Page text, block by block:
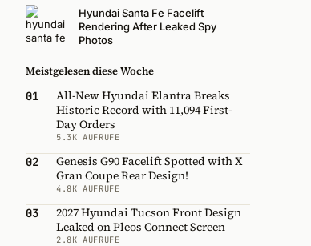
Hyundai Santa Fe Facelift
Rendering After Leaked Spy
Photos
Meistgelesen diese Woche
01
All-New Hyundai Elantra Breaks
Historic Record with 11,094 First-
Day Orders
5.3K AUFRUFE
02
Genesis G90 Facelift Spotted with X
Gran Coupe Rear Design!
4.8K AUFRUFE
03
2027 Hyundai Tucson Front Design
Leaked on Pleos Connect Screen
2.8K AUFRUFE